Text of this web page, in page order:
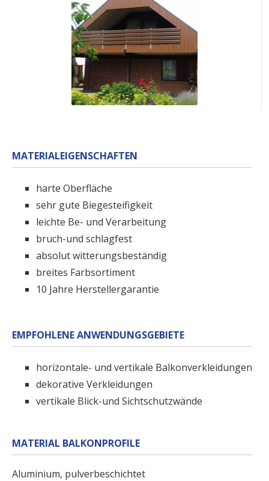
MATERIALEIGENSCHAFTEN
harte Oberfläche
sehr gute Biegesteifigkeit
leichte Be- und Verarbeitung
bruch-und schlagfest
absolut witterungsbeständig
breites Farbsortiment
10 Jahre Herstellergarantie
EMPFOHLENE ANWENDUNGSGEBIETE
horizontale- und vertikale Balkonverkleidungen
dekorative Verkleidungen
vertikale Blick-und Sichtschutzwände
MATERIAL BALKONPROFILE
Aluminium, pulverbeschichtet